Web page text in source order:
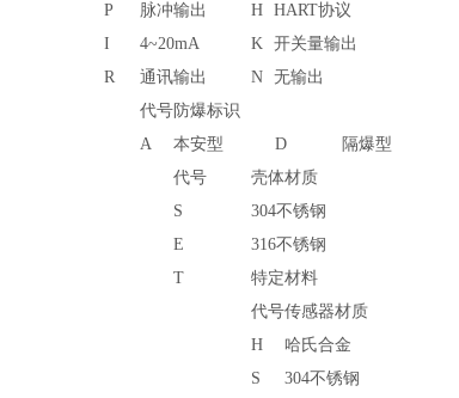
P
脉冲输出 H HART协议
I
4~20mA K 开关量输出
R
通讯输出 N 无输出
代号防爆标识
A
本安型 D
隔爆型
代号
壳体材质
S
304不锈钢
E
316不锈钢
T
特定材料
代号传感器材质
H
哈氏合金
S
304不锈钢